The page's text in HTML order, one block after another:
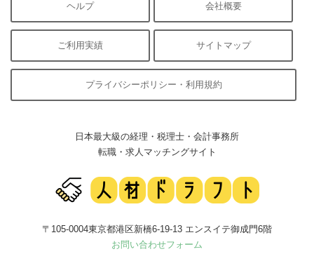
ヘルプ 会社概要
ご利用実績 サイトマップ
プライバシーポリシー・利用規約
日本最大級の経理・税理士・会計事務所
転職・求人マッチングサイト
〒105-0004東京都港区新橋6-19-13 エンスイテ御成門6階
お問い合わせフォーム